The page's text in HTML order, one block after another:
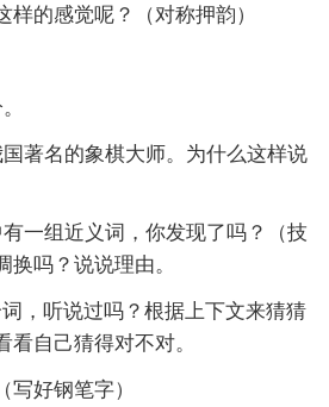
样的感觉呢？（对称押韵）
国著名的象棋大师。为什么这样说
有一组近义词，你发现了吗？（技
换吗？说说理由。
词，听说过吗？根据上下文来猜猜
自己猜得对不对。
写好钢笔字）